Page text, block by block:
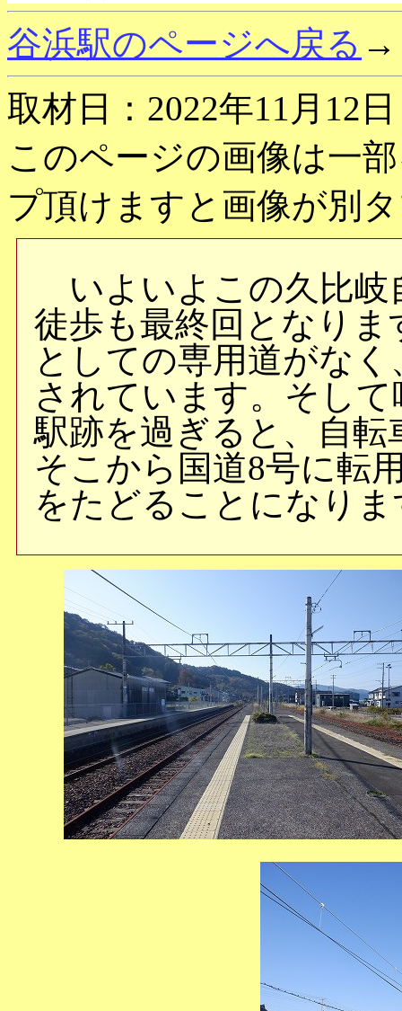
谷浜駅のページへ戻る →
取材日：2022年11月12日
このページの画像は一
プ頂けますと画像が別
いよいよこの久比岐
徒歩も最終回となり
としての専用道がな
されています。そし
駅跡を過ぎると、自
そこから国道8号に転
をたどることになりま